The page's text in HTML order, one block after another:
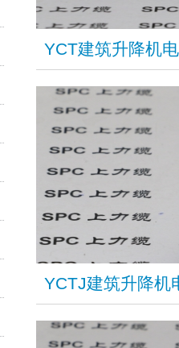
​YCT建筑升降机
YCTJ建筑升降机